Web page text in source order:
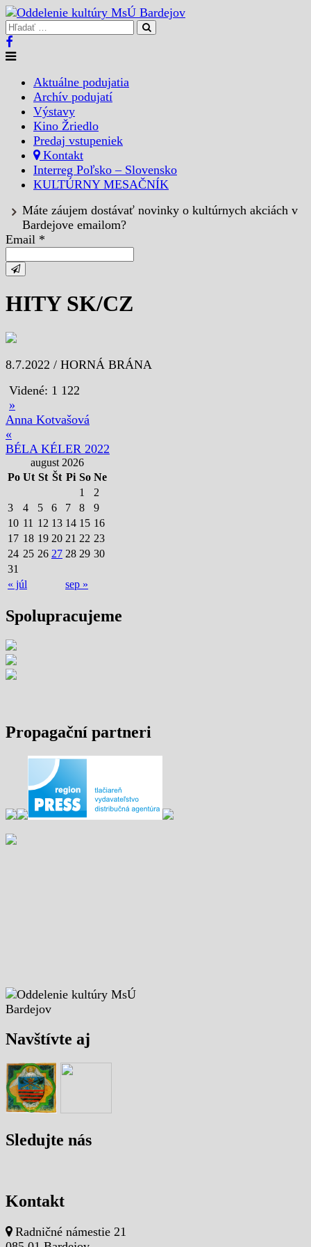
Aktuálne podujatia
Archív podujatí
Výstavy
Kino Žriedlo
Predaj vstupeniek
Kontakt
Interreg Poľsko – Slovensko
KULTÚRNY MESAČNÍK
Máte záujem dostávať novinky o kultúrnych akciách v
Bardejove emailom?
Email *
HITY SK/CZ
8.7.2022 / HORNÁ BRÁNA
Videné: 1 122
»
Anna Kotvašová
«
BÉLA KÉLER 2022
august 2026
Po Ut St Št Pi So Ne
« júl sep »
1
2
3
4 5 6 7 8
9
10 11 12 13 14 15 16
17 18 19 20 21 22 23
24 25 26 27 28 29 30
31
Spolupracujeme
Propagační partneri
Navštívte aj
Sledujte nás
Kontakt
Radničné námestie 21